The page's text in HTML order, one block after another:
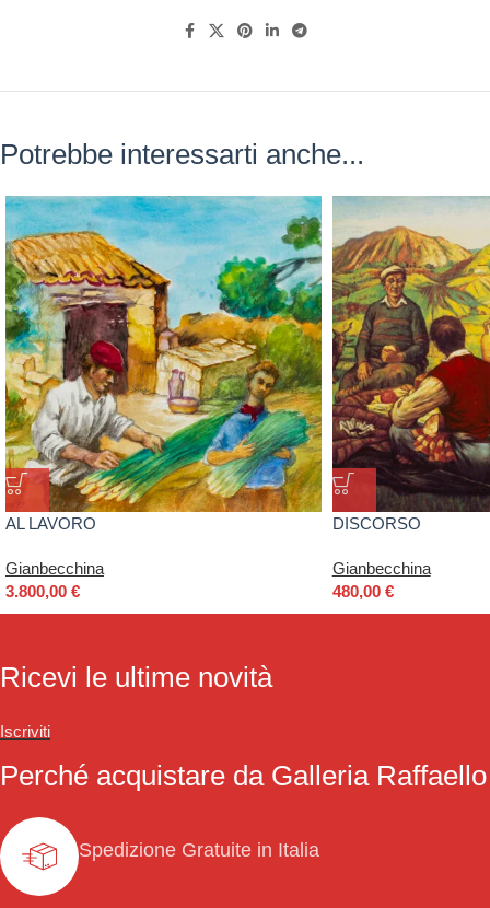
Potrebbe interessarti anche...
AL LAVORO
Gianbecchina
3.800,00 €
DISCORSO
Gianbecchina
480,00 €
Ricevi le ultime novità
Iscriviti
Perché acquistare da Galleria Raffaello
Spedizione Gratuite in Italia